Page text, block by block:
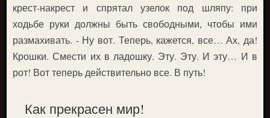
крест-накрест и спрятал узелок под шляпу: при
ходьбе руки должны быть свободными, чтобы ими
размахивать. - Ну вот. Теперь, кажется, все… Ах, да!
Крошки. Смести их в ладошку. Эту. Эту. И эту… И в
рот! Вот теперь действительно все. В путь!
Как прекрасен мир!